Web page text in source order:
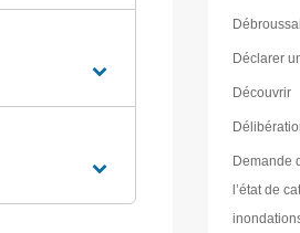
Déclarer
Découvrir
Demande
l’état de